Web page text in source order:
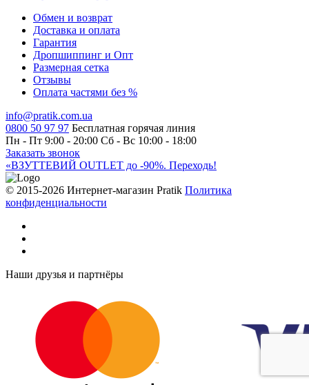
Обмен и возврат
Доставка и оплата
Гарантия
Дропшиппинг и Опт
Размерная сетка
Отзывы
Оплата частями без %
info@pratik.com.ua
0800 50 97 97 Бесплатная горячая линия
Пн - Пт 9:00 - 20:00 Сб - Вс 10:00 - 18:00
Заказать звонок
«ВЗУТТЕВИЙ OUTLET до -90%. Переходь!
© 2015-2026 Интернет-магазин Pratik Политика
конфиденциальности
Наши друзья и партнёры